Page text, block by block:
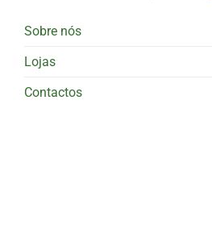
Sobre nós
Lojas
Contactos